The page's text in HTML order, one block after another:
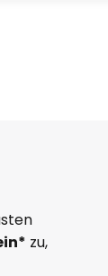
zu,